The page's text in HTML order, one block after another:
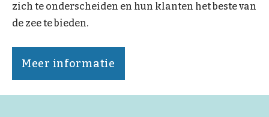
zich te onderscheiden en hun klanten het beste van
de zee te bieden.
Meer informatie